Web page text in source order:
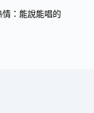
：能說能唱的